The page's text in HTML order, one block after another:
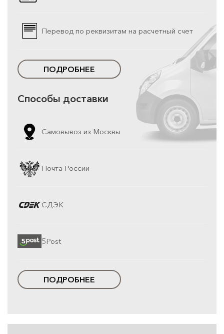
Перевод по реквизитам на расчетный счет
ПОДРОБНЕЕ
Способы доставки
Самовывоз из Москвы
Почта России
СДЭК
5Post
ПОДРОБНЕЕ